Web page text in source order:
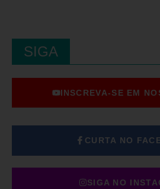
SIGA
INSCREVA-SE EM
CURTA NO
SIGA NO